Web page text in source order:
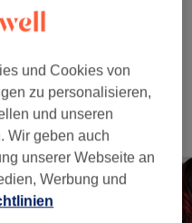
(1
ab 200 €
und Cookies von
zu personalisieren,
und unseren
Wir geben auch
unserer Webseite an
Werbung und